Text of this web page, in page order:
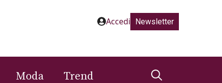
Accedi Newsletter
Moda Trend